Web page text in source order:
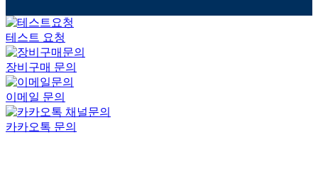
테스트 요청
장비구매 문의
이메일 문의
카카오톡 문의